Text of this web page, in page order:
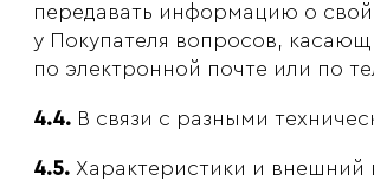
передавать информацию о
у Покупателя вопросов,
по электронной почте или по
4.4. В связи с разными
4.5. Характеристики и внешний